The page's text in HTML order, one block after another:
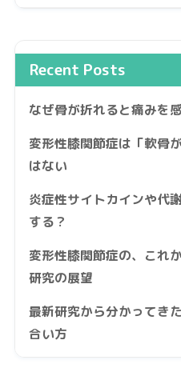
Recent Posts
なぜ骨が折れると痛みを
変形性膝関節症は「軟骨
はない
炎症性サイトカインや代
する？
変形性膝関節症の、これ
研究の展望
最新研究から分かってき
合い方